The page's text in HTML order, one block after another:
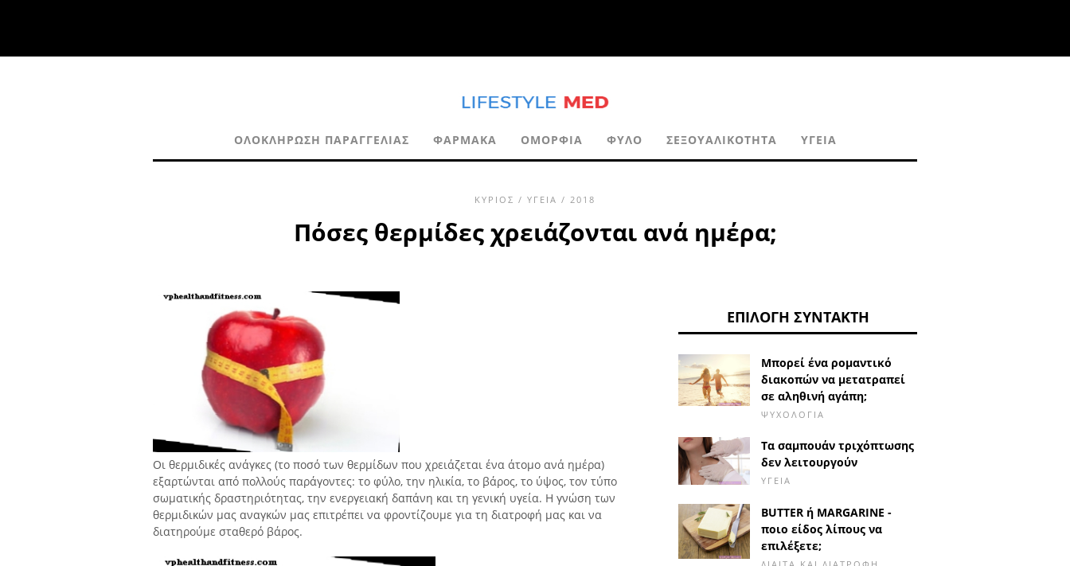
ΟΛΟΚΛΉΡΩΣΗ ΠΑΡΑΓΓΕΛΊΑΣ ΦΆΡΜΑΚΑ ΟΜΟΡΦΙΆ ΦΎΛΟ ΣΕΞΟΥΑΛΙΚΌΤΗΤΑ ΥΓΕΊΑ
ΚΎΡΙΟΣ / ΥΓΕΊΑ / 2018
Πόσες θερμίδες χρειάζονται ανά ημέρα;
Οι θερμιδικές ανάγκες (το ποσό των θερμίδων που χρειάζεται ένα άτομο ανά ημέρα)
εξαρτώνται από πολλούς παράγοντες: το φύλο, την ηλικία, το βάρος, το ύψος, τον τύπο
σωματικής δραστηριότητας, την ενεργειακή δαπάνη και τη γενική υγεία. Η γνώση των
θερμιδικών μας αναγκών μας επιτρέπει να φροντίζουμε για τη διατροφή μας και να
διατηρούμε σταθερό βάρος.
ΕΠΙΛΟΓΉ ΣΥΝΤΆΚΤΗ
Μπορεί ένα ρομαντικό
διακοπών να μετατραπεί
σε αληθινή αγάπη;
ΨΥΧΟΛΟΓΊΑ
Τα σαμπουάν τριχόπτωσης
δεν λειτουργούν
ΥΓΕΊΑ
BUTTER ή MARGARINE -
ποιο είδος λίπους να
επιλέξετε;